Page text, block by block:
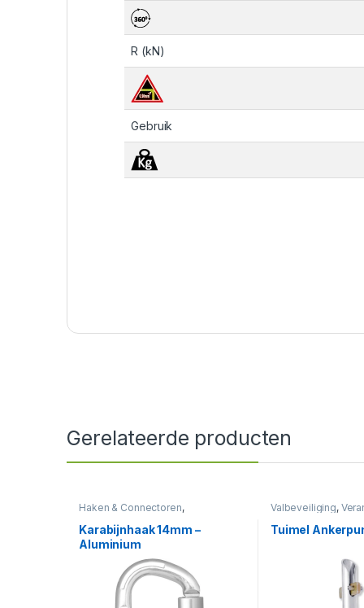
R (kN)
Gebruik
Gerelateerde producten
Haken & Connectoren,
Karabijnhaak 14mm –
Aluminium
Valbeveiliging,
Tuimel